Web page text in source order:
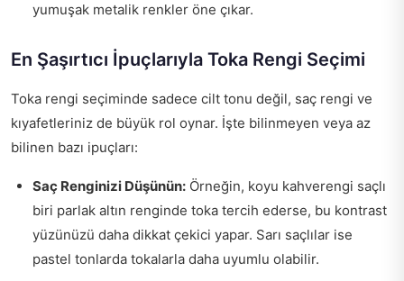
yumuşak metalik renkler öne çıkar.
En Şaşırtıcı İpuçlarıyla Toka Rengi Seçimi
Toka rengi seçiminde sadece cilt tonu değil, saç rengi ve
kıyafetleriniz de büyük rol oynar. İşte bilinmeyen veya az
bilinen bazı ipuçları:
Saç Renginizi Düşünün: Örneğin, koyu kahverengi saçlı
biri parlak altın renginde toka tercih ederse, bu kontrast
yüzünüzü daha dikkat çekici yapar. Sarı saçlılar ise
pastel tonlarda tokalarla daha uyumlu olabilir.